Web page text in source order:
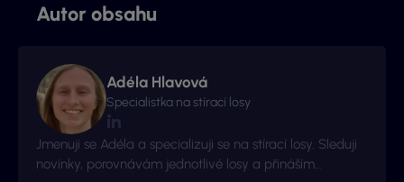
Autor obsahu
Adéla Hlavová
Specialistka na stírací losy
Jmenuji se Adéla a specializuji se na stírací losy. Sleduji
novinky, porovnávám jednotlivé losy a přináším